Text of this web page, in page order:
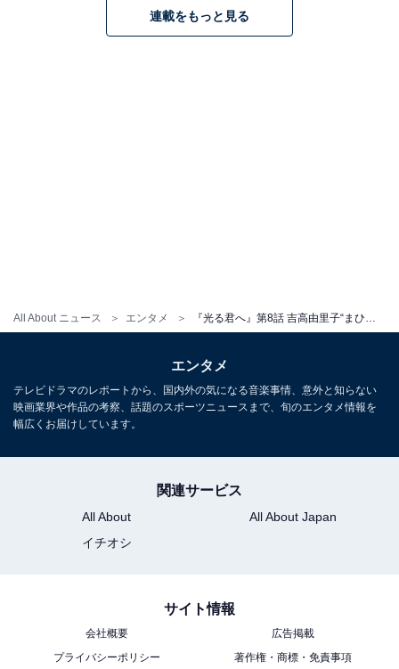
All About ニュース エンタメ
・第3話
この記事の筆者：地子給 奈穂
編集・ライター歴17年。マンガ、小説、雑誌等の編
ドラマレビューを中心に取材・執筆の傍ら、飲食企
業のWeb戦略コンサルティングも行う。
冬ドラマ出演の「好きな女性俳優」ランキン
グ！ 2位『光る君へ』主演の「吉高由里子」を
抑えた1位は？
連載をもっと見る
エンタメ
テレビドラマのレポートから、国内外の気になる音楽事情、意外と知らない
映画業界や作品の考察、話題のスポーツニュースまで、旬のエンタメ情報を
幅広くお届けしています。
関連サービス
All About
All About Japan
イチオシ
サイト情報
会社概要
広告掲載
プライバシーポリシー
著作権・商標・免責事項